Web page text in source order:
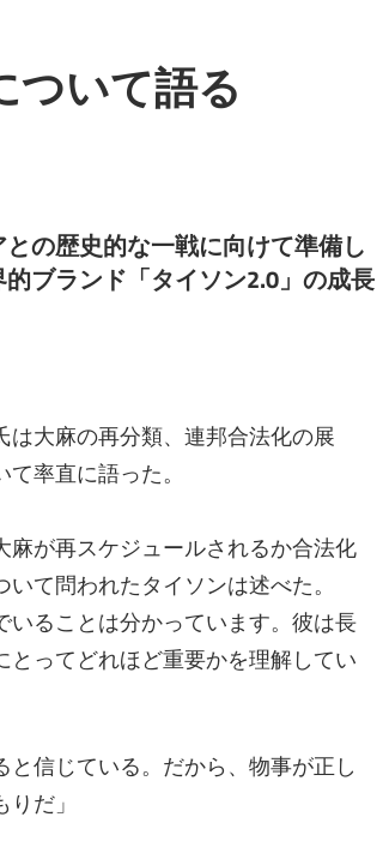
ついて語る
の歴史的な一戦に向けて準備し
ブランド「タイソン2.0」の成長
大麻の再分類、連邦合法化の展
率直に語った。
麻が再スケジュールされるか合法化
て問われたタイソンは述べた。
いることは分かっています。彼は長
ってどれほど重要かを理解してい
信じている。だから、物事が正し
だ」